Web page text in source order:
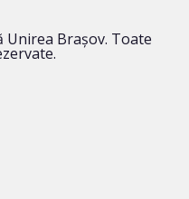
Brașov. Toate